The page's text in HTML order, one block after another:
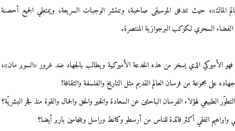
الماك»، حيث تتدفق الموسيقى صاخبة، وتنتشر الوجبات السريعة، ويمتطي الجميع أحصنة
الفضاء السحري لكوكب البرجوازية المنتصرة.
فهو الأميركي الذي يسخر من هذه الخدعة الأميركية ويطالب بالجهاد ضد غرور «السوبر مان»،
على مجموعة من فرسان العالم القديم مثل التاريخ والفلسفة والثقافة!
الطبيعي لهؤلاء الفرسان الباحثين عن السعادة والخير والحق والجمال والقوة منذ فجر البشريّة؟
الفقي أكثر فائدة للناس من أرسطو وكانط وراسل وبنجامين باربر أيضا؟